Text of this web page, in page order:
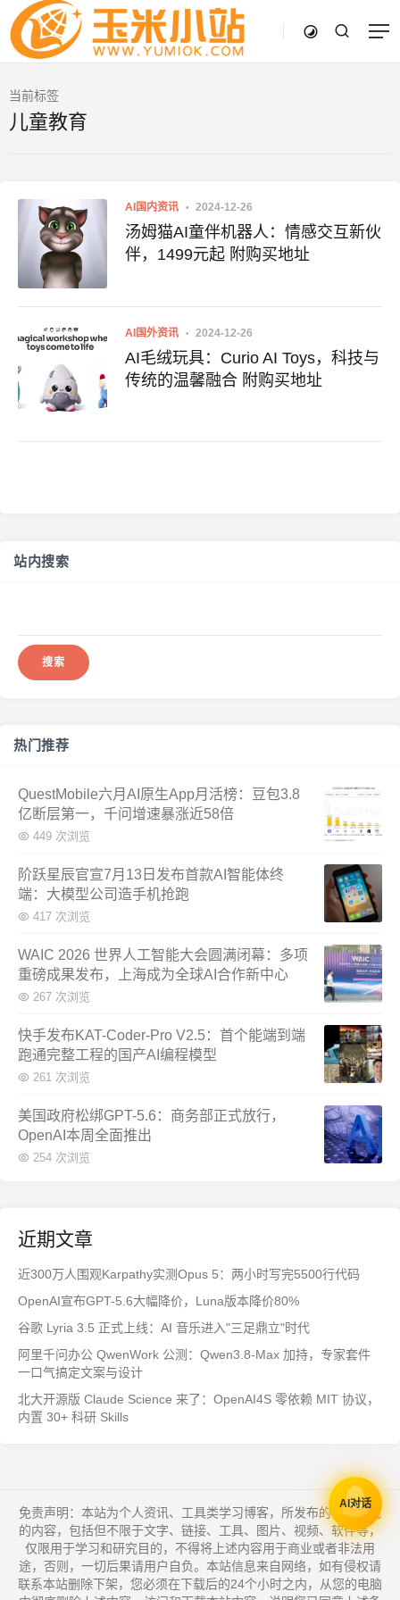
当前标签
儿童教育
AI国内资讯 2024-12-26
汤姆猫AI童伴机器人：情感交互新伙
伴，1499元起 附购买地址
AI国外资讯 2024-12-26
AI毛绒玩具：Curio AI Toys，科技与
传统的温馨融合 附购买地址
站内搜索
热门推荐
QuestMobile六月AI原生App月活榜：豆包3.8
亿断层第一，千问增速暴涨近58倍
449 次浏览
阶跃星辰官宣7月13日发布首款AI智能体终
端：大模型公司造手机抢跑
417 次浏览
WAIC 2026 世界人工智能大会圆满闭幕：多项
重磅成果发布，上海成为全球AI合作新中心
267 次浏览
快手发布KAT-Coder-Pro V2.5：首个能端到端
跑通完整工程的国产AI编程模型
261 次浏览
美国政府松绑GPT-5.6：商务部正式放行，
OpenAI本周全面推出
254 次浏览
近期文章
近300万人围观Karpathy实测Opus 5：两小时写完5500行代码
OpenAI宣布GPT-5.6大幅降价，Luna版本降价80%
谷歌 Lyria 3.5 正式上线：AI 音乐进入"三足鼎立"时代
阿里千问办公 QwenWork 公测：Qwen3.8-Max 加持，专家套件
一口气搞定文案与设计
北大开源版 Claude Science 来了：OpenAI4S 零依赖 MIT 协议，
内置 30+ 科研 Skills
免责声明：本站为个人资讯、工具类学习博客，所发布的一切形式
的内容，包括但不限于文字、链接、工具、图片、视频、软件等，
仅限用于学习和研究目的，不得将上述内容用于商业或者非法用
途，否则，一切后果请用户自负。本站信息来自网络，如有侵权请
联系本站删除下架，您必须在下载后的24个小时之内，从您的电脑
AI对话